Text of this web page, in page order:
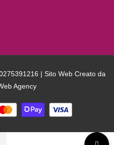
| Sito Web Creato da
Agency